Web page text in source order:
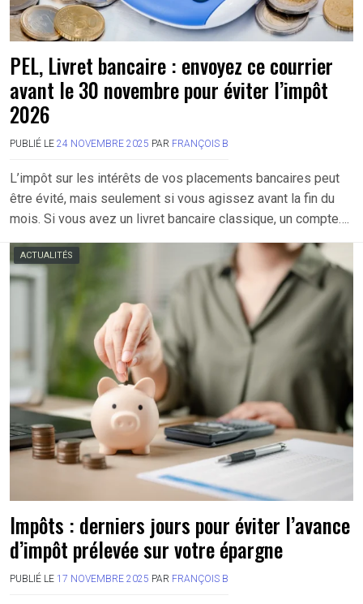
PEL, Livret bancaire : envoyez ce courrier
avant le 30 novembre pour éviter l’impôt
2026
PUBLIÉ LE 24 NOVEMBRE 2025 PAR FRANÇOIS B
L’impôt sur les intérêts de vos placements bancaires peut
être évité, mais seulement si vous agissez avant la fin du
mois. Si vous avez un livret bancaire classique, un compte….
ACTUALITÉS
Impôts : derniers jours pour éviter l’avance
d’impôt prélevée sur votre épargne
PUBLIÉ LE 17 NOVEMBRE 2025 PAR FRANÇOIS B